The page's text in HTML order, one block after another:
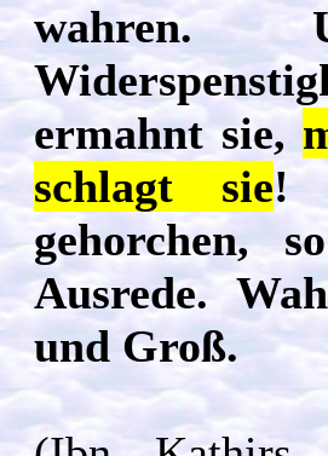
wahren.
ermahnt sie,
schlagt sie!
gehorchen,
Ausrede.
und Groß.